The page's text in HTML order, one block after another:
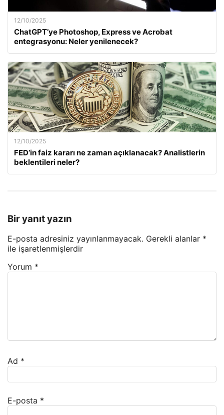
12/10/2025
ChatGPT’ye Photoshop, Express ve Acrobat
entegrasyonu: Neler yenilenecek?
12/10/2025
FED’in faiz kararı ne zaman açıklanacak? Analistlerin
beklentileri neler?
Bir yanıt yazın
E-posta adresiniz yayınlanmayacak. Gerekli alanlar *
ile işaretlenmişlerdir
Yorum *
Ad *
E-posta *